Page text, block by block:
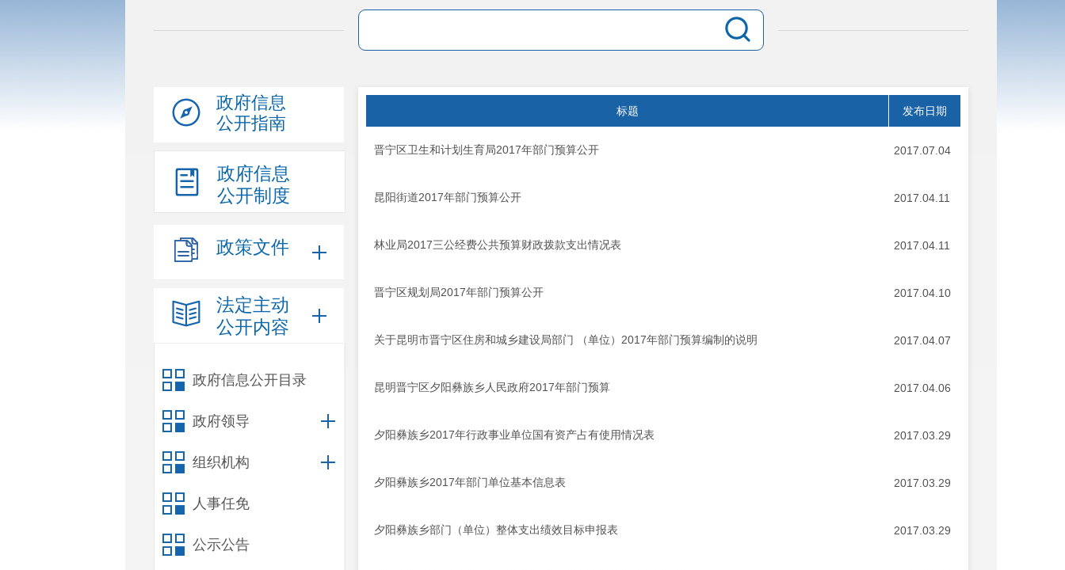
政府信息
公开指南
政府信息
公开制度
政策文件
法定主动
公开内容
政府信息公开目录
政府领导
组织机构
人事任免
公示公告
标题 发布日期
晋宁区卫生和计划生育局2017年部门预算公开 2017.07.04
昆阳街道2017年部门预算公开 2017.04.11
林业局2017三公经费公共预算财政拨款支出情况表 2017.04.11
晋宁区规划局2017年部门预算公开 2017.04.10
关于昆明市晋宁区住房和城乡建设局部门 （单位）2017年部门预算编制的说明 2017.04.07
昆明晋宁区夕阳彝族乡人民政府2017年部门预算 2017.04.06
夕阳彝族乡2017年行政事业单位国有资产占有使用情况表 2017.03.29
夕阳彝族乡2017年部门单位基本信息表 2017.03.29
夕阳彝族乡部门（单位）整体支出绩效目标申报表 2017.03.29